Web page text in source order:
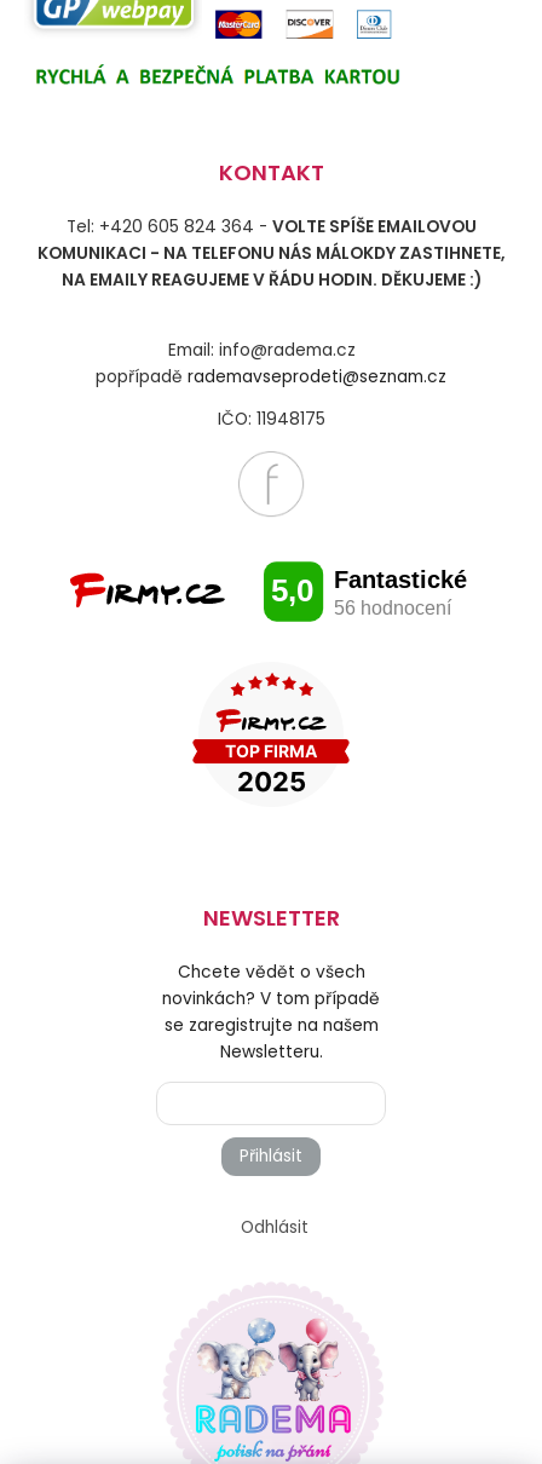
KONTAKT
Tel: +420 605 824 364 - VOLTE SPÍŠE EMAILOVOU
KOMUNIKACI - NA TELEFONU NÁS MÁLOKDY ZASTIHNETE,
NA EMAILY REAGUJEME V ŘÁDU HODIN. DĚKUJEME :)
Email: info@radema.cz
popřípadě rademavseprodeti@seznam.cz
IČO: 11948175
NEWSLETTER
Chcete vědět o všech
novinkách? V tom případě
se zaregistrujte na našem
Newsletteru.
Přihlásit
Odhlásit